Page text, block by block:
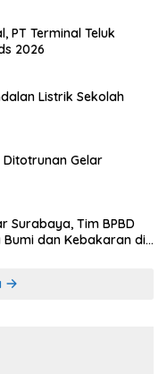
PT Terminal Teluk
2026
Listrik Sekolah
Ditotrunan Gelar
Surabaya, Tim BPBD
Bumi dan Kebakaran di